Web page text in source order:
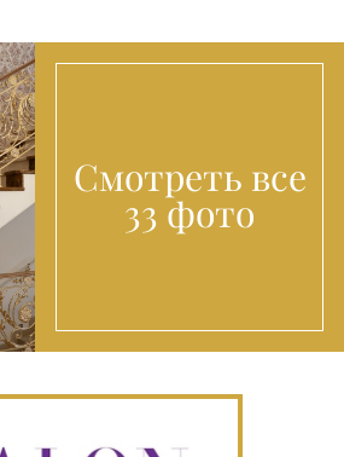
Смотреть все
33 фото